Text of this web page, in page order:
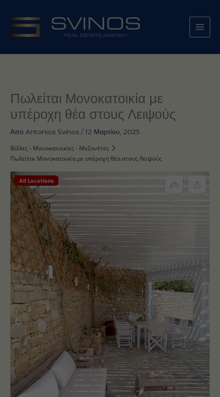
περιεχόμενο
Πωλείται Μονοκατοικία με
υπέροχη θέα στους Λειψούς
ΑπόAntonios Svinos/12 Μαρτίου, 2025
Βίλλες - Μονοκατοικίες - Μεζονέτες
Πωλείται Μονοκατοικία με υπέροχη θέα στους Λειψούς
All Locations